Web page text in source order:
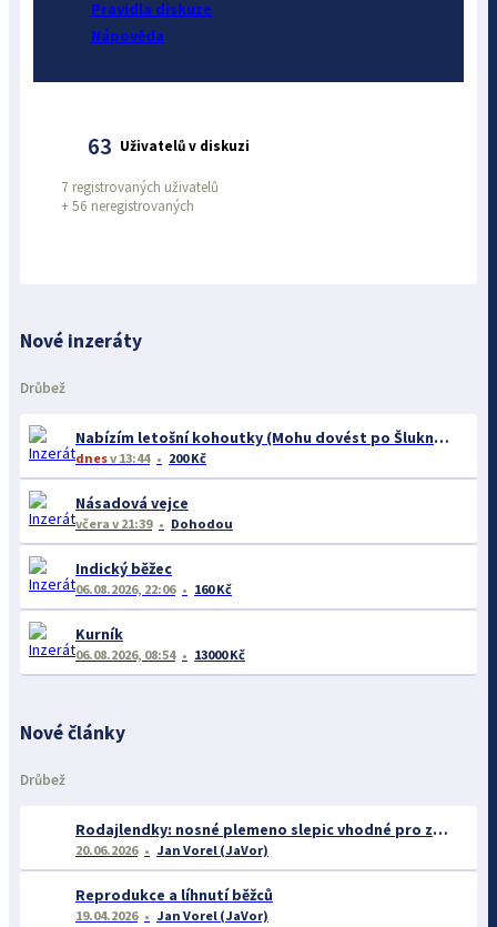
Pravidla diskuze
Nápověda
63 Uživatelů v diskuzi
7 registrovaných uživatelů
+56 neregistrovaných
Nové inzeráty
Drůbež
Nabízím letošní kohoutky (Mohu dovést po Šluknovském výběžku.)
dnesv 13:44 200 Kč
Násadová vejce
včera v 21:39 Dohodou
Indický běžec
06.08.2026, 22:06 160 Kč
Kurník
06.08.2026, 08:54 13000 Kč
Nové články
Drůbež
Rodajlendky: nosné plemeno slepic vhodné pro začátečníky
20.06.2026 Jan Vorel (JaVor)
Reprodukce a líhnutí běžců
19.04.2026 Jan Vorel (JaVor)